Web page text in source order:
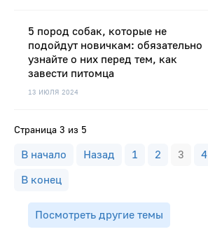
13 ИЮЛЯ 2024
5 пород собак, которые не
подойдут новичкам: обязательно
узнайте о них перед тем, как
завести питомца
Страница 3 из 5
В начало Назад 1 2 3 4
В конец
Посмотреть другие темы